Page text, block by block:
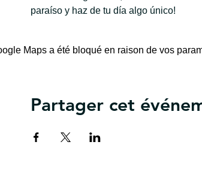
paraíso y haz de tu día algo único!
Maps a été bloqué en raison de vos
Partager cet